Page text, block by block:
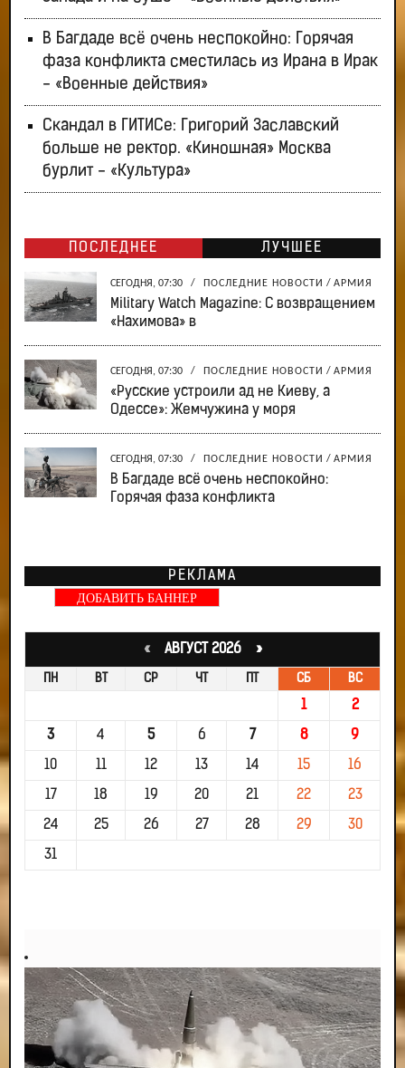
В Багдаде всё очень неспокойно: Горячая
фаза конфликта сместилась из Ирана в Ирак
- «Военные действия»
Скандал в ГИТИСе: Григорий Заславский
больше не ректор. «Киношная» Москва
бурлит - «Культура»
ПОСЛЕДНЕЕ ЛУЧШЕЕ
СЕГОДНЯ, 07:30 / ПОСЛЕДНИЕ НОВОСТИ / АРМИЯ
Military Watch Magazine: С возвращением
«Нахимова» в
СЕГОДНЯ, 07:30 / ПОСЛЕДНИЕ НОВОСТИ / АРМИЯ
«Русские устроили ад не Киеву, а
Одессе»: Жемчужина у моря
СЕГОДНЯ, 07:30 / ПОСЛЕДНИЕ НОВОСТИ / АРМИЯ
В Багдаде всё очень неспокойно:
Горячая фаза конфликта
РЕКЛАМА
ДОБАВИТЬ БАННЕР
«АВГУСТ 2026 »
ПН ВТ СР ЧТ ПТ СБ ВС
1 2
3 4 5 6 7 8 9
10 11 12 13 14 15 16
17 18 19 20 21 22 23
24 25 26 27 28 29 30
31